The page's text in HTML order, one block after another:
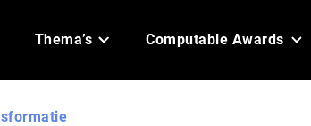
Thema’s Computable Awards